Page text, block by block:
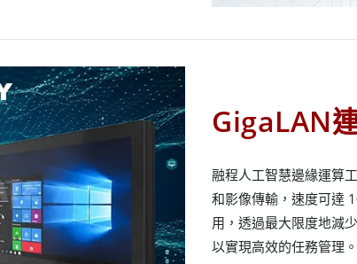
GigaLAN
融程人工智慧邊緣運算
和影像傳輸，速度可達
用，透過最大限度地減
以實現高效的任務管理。